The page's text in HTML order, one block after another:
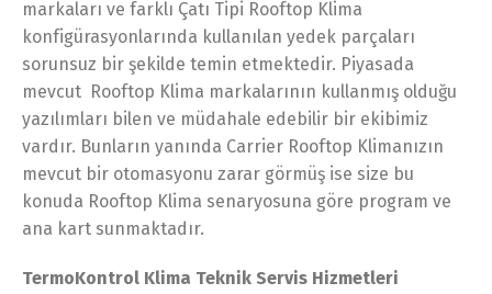
markaları ve farklı Çatı Tipi Rooftop Klima
konfigürasyonlarında kullanılan yedek parçaları
sorunsuz bir şekilde temin etmektedir. Piyasada
mevcut Rooftop Klima markalarının kullanmış olduğu
yazılımları bilen ve müdahale edebilir bir ekibimiz
vardır. Bunların yanında Carrier Rooftop Klimanızın
mevcut bir otomasyonu zarar görmüş ise size bu
konuda Rooftop Klima senaryosuna göre program ve
ana kart sunmaktadır.
TermoKontrol Klima Teknik Servis Hizmetleri